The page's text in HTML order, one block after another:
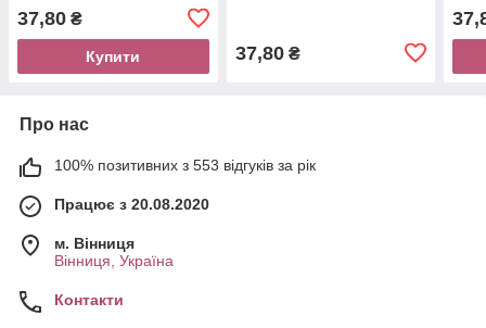
37,80 ₴
Купити 37,80₴
Про нас
100% позитивних з 553 відгуків за рік
Працює з 20.08.2020
м. Вінниця
Вінниця, Україна
Контакти